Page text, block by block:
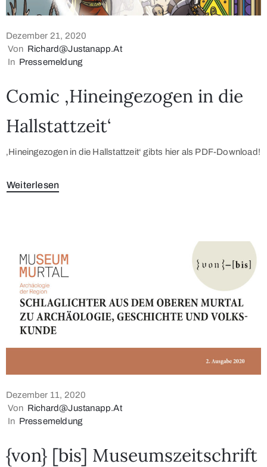
Dezember 21, 2020
Von Richard@justanapp.at
In Pressemeldung
Comic ‚Hineingezogen in die
Hallstattzeit‘
‚Hineingezogen in die Hallstattzeit‘ gibts hier als PDF-Download!
Weiterlesen
Dezember 11, 2020
Von Richard@justanapp.at
In Pressemeldung
{von} [bis] Museumszeitschrift